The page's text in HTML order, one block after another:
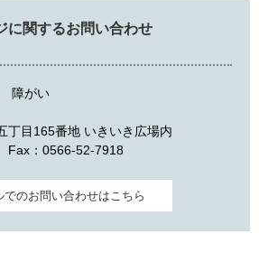
に関するお問い合わせ
障がい
丁目165番地 いきいき広場内
Fax：0566-52-7918
でのお問い合わせはこちら